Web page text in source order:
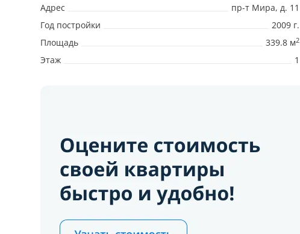
Адрес
пр-т Мира, д. 11
Год постройки
2009 г.
Площадь
339.8 м2
Этаж 1